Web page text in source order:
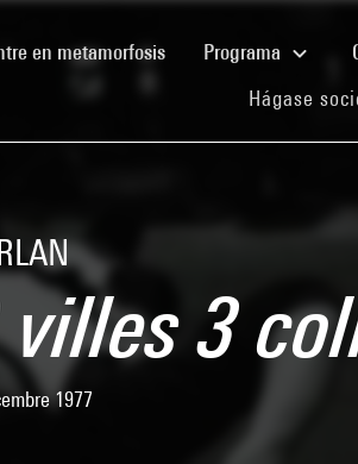
en metamorfosis(current)Programa
Hágase
3
1977